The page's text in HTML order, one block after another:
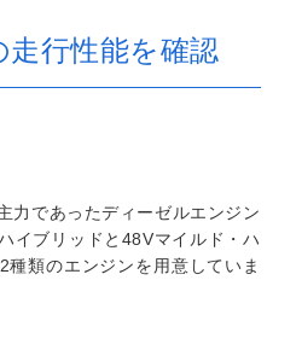
走行性能を確認
力であったディーゼルエンジン
イブリッドと48Vマイルド・ハ
種類のエンジンを用意していま